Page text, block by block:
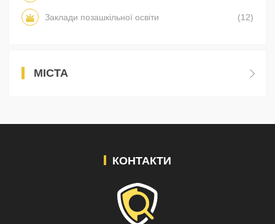
Заклади позашкільної освіти (12)
МІСТА
КОНТАКТИ